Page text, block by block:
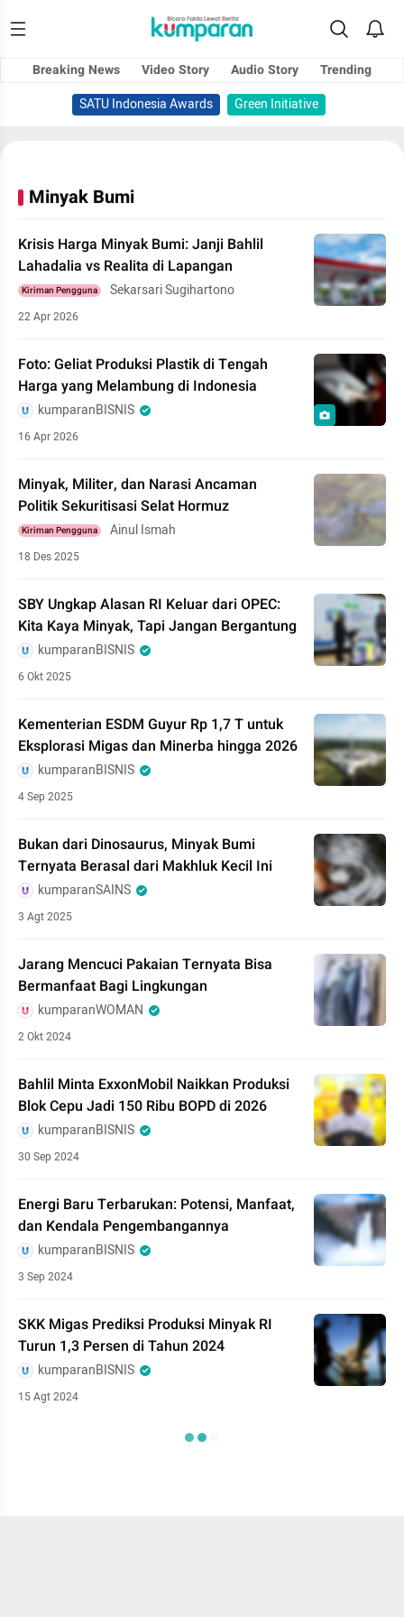
Breaking News Video Story Audio Story
Trending
SATU Indonesia Awards
Green Initiative
Minyak Bumi
Krisis Harga Minyak Bumi: Janji Bahlil
Lahadalia vs Realita di Lapangan
Kiriman Pengguna Sekarsari Sugihartono
22 Apr 2026
Foto: Geliat Produksi Plastik di Tengah
Harga yang Melambung di Indonesia
kumparanBISNIS
16 Apr 2026
Minyak, Militer, dan Narasi Ancaman
Politik Sekuritisasi Selat Hormuz
Kiriman Pengguna Ainul Ismah
18 Des 2025
SBY Ungkap Alasan RI Keluar dari OPEC:
Kita Kaya Minyak, Tapi Jangan Bergantung
kumparanBISNIS
6 Okt 2025
Kementerian ESDM Guyur Rp 1,7 T untuk
Eksplorasi Migas dan Minerba hingga 2026
kumparanBISNIS
4 Sep 2025
Bukan dari Dinosaurus, Minyak Bumi
Ternyata Berasal dari Makhluk Kecil Ini
kumparanSAINS
3 Agt 2025
Jarang Mencuci Pakaian Ternyata Bisa
Bermanfaat Bagi Lingkungan
kumparanWOMAN
2 Okt 2024
Bahlil Minta ExxonMobil Naikkan Produksi
Blok Cepu Jadi 150 Ribu BOPD di 2026
kumparanBISNIS
30 Sep 2024
Energi Baru Terbarukan: Potensi, Manfaat,
dan Kendala Pengembangannya
kumparanBISNIS
3 Sep 2024
SKK Migas Prediksi Produksi Minyak RI
Turun 1,3 Persen di Tahun 2024
kumparanBISNIS
15 Agt 2024